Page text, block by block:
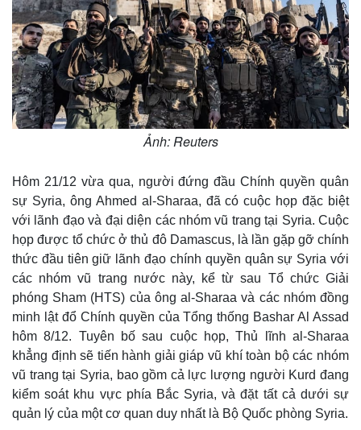
Ảnh: Reuters
Hôm 21/12 vừa qua, người đứng đầu Chính quyền quân
sự Syria, ông Ahmed al-Sharaa, đã có cuộc họp đặc biệt
với lãnh đạo và đại diện các nhóm vũ trang tại Syria. Cuộc
họp được tổ chức ở thủ đô Damascus, là lần gặp gỡ chính
thức đầu tiên giữ lãnh đạo chính quyền quân sự Syria với
các nhóm vũ trang nước này, kể từ sau Tổ chức Giải
phóng Sham (HTS) của ông al-Sharaa và các nhóm đồng
minh lật đổ Chính quyền của Tổng thống Bashar Al Assad
hôm 8/12. Tuyên bố sau cuộc họp, Thủ lĩnh al-Sharaa
khẳng định sẽ tiến hành giải giáp vũ khí toàn bộ các nhóm
vũ trang tại Syria, bao gồm cả lực lượng người Kurd đang
kiểm soát khu vực phía Bắc Syria, và đặt tất cả dưới sự
quản lý của một cơ quan duy nhất là Bộ Quốc phòng Syria.